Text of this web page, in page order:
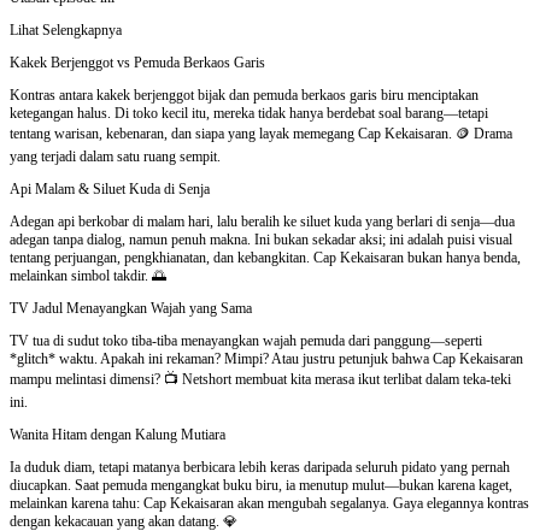
Lihat Selengkapnya
Kakek Berjenggot vs Pemuda Berkaos Garis
Kontras antara kakek berjenggot bijak dan pemuda berkaos garis biru menciptakan
ketegangan halus. Di toko kecil itu, mereka tidak hanya berdebat soal barang—tetapi
tentang warisan, kebenaran, dan siapa yang layak memegang Cap Kekaisaran. 🪙 Drama
yang terjadi dalam satu ruang sempit.
Api Malam & Siluet Kuda di Senja
Adegan api berkobar di malam hari, lalu beralih ke siluet kuda yang berlari di senja—dua
adegan tanpa dialog, namun penuh makna. Ini bukan sekadar aksi; ini adalah puisi visual
tentang perjuangan, pengkhianatan, dan kebangkitan. Cap Kekaisaran bukan hanya benda,
melainkan simbol takdir. 🌅
TV Jadul Menayangkan Wajah yang Sama
TV tua di sudut toko tiba-tiba menayangkan wajah pemuda dari panggung—seperti
*glitch* waktu. Apakah ini rekaman? Mimpi? Atau justru petunjuk bahwa Cap Kekaisaran
mampu melintasi dimensi? 📺 Netshort membuat kita merasa ikut terlibat dalam teka-teki
ini.
Wanita Hitam dengan Kalung Mutiara
Ia duduk diam, tetapi matanya berbicara lebih keras daripada seluruh pidato yang pernah
diucapkan. Saat pemuda mengangkat buku biru, ia menutup mulut—bukan karena kaget,
melainkan karena tahu: Cap Kekaisaran akan mengubah segalanya. Gaya elegannya kontras
dengan kekacauan yang akan datang. 💎